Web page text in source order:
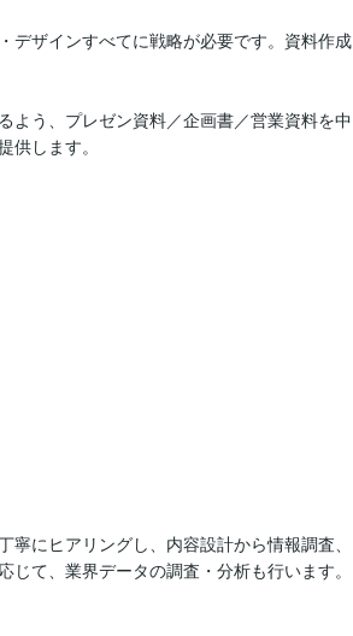
デザインすべてに戦略が必要です。資料作成
う、プレゼン資料／企画書／営業資料を中
します。
にヒアリングし、内容設計から情報調査、
て、業界データの調査・分析も行います。